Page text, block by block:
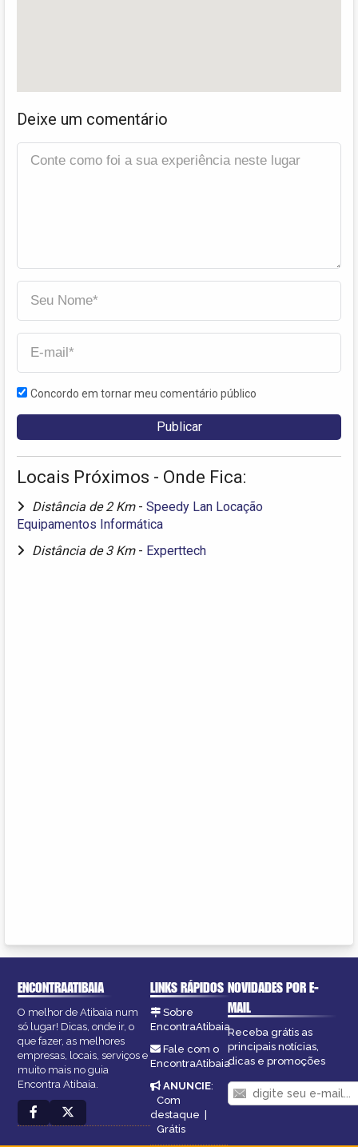
Deixe um comentário
Concordo em tornar meu comentário público
Locais Próximos - Onde Fica:
Distância de 2 Km - Speedy Lan Locação
Equipamentos Informática
Distância de 3 Km - Experttech
ENCONTRAATIBAIA
O melhor de Atibaia num
só lugar! Dicas, onde ir, o
que fazer, as melhores
empresas, locais, serviços e
muito mais no guia
Encontra Atibaia.
LINKS RÁPIDOS
Sobre
EncontraAtibaia
Fale com o
EncontraAtibaia
ANUNCIE:
Com
destaque |
Grátis
NOVIDADES POR E-
MAIL
Receba grátis as
principais notícias,
dicas e promoções